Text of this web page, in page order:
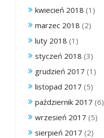
kwiecień 2018 (1)
marzec 2018 (2)
luty 2018 (1)
styczeń 2018 (3)
grudzień 2017 (1)
listopad 2017 (5)
październik 2017 (6)
wrzesień 2017 (5)
sierpień 2017 (2)